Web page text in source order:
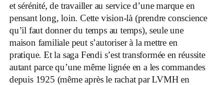
et sérénité, de travailler au service d’une marque en
pensant long, loin. Cette vision-là (prendre conscience
qu’il faut donner du temps au temps), seule une
maison familiale peut s’autoriser à la mettre en
pratique. Et la saga Fendi s’est transformée en réussite
autant parce qu’une même lignée en a les commandes
depuis 1925 (même après le rachat par LVMH en